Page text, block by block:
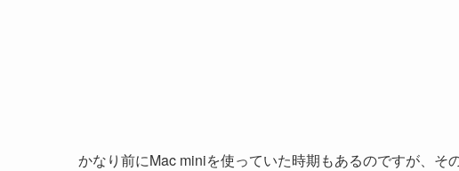
かなり前にMac miniを使っていた時期もあるのですが、